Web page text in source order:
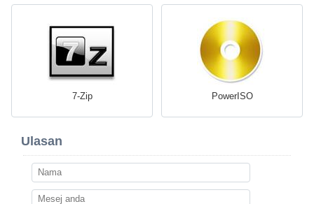
7-Zip PowerISO
Ulasan